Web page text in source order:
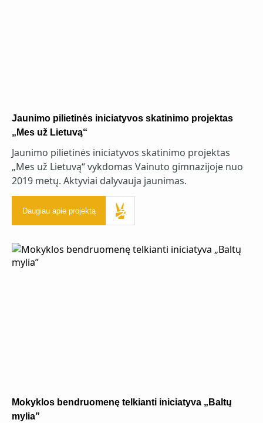
Jaunimo pilietinės iniciatyvos skatinimo projektas
„Mes už Lietuvą“
Jaunimo pilietinės iniciatyvos skatinimo projektas
„Mes už Lietuvą“ vykdomas Vainuto gimnazijoje nuo
2019 metų. Aktyviai dalyvauja jaunimas.
Daugiau apie projektą
Mokyklos bendruomenę telkianti iniciatyva „Baltų
mylia”